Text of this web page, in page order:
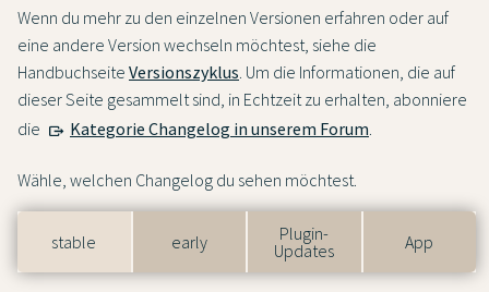
Wenn du mehr zu den einzelnen Versionen erfahren oder auf
eine andere Version wechseln möchtest, siehe die
Handbuchseite Versionszyklus. Um die Informationen, die auf
dieser Seite gesammelt sind, in Echtzeit zu erhalten, abonniere
die
Kategorie Changelog in unserem Forum.
Wähle, welchen Changelog du sehen möchtest.
stable early
Plugin-
Updates
App